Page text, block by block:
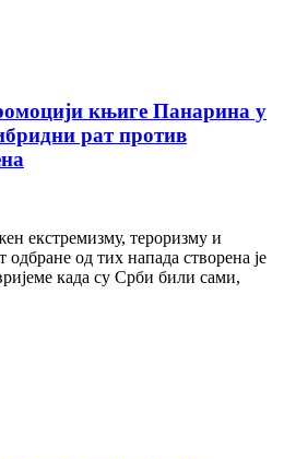
књиге Панарина у
рат против
екстремизму, тероризму и
одбране од тих напада створена је
када су Срби били сами,